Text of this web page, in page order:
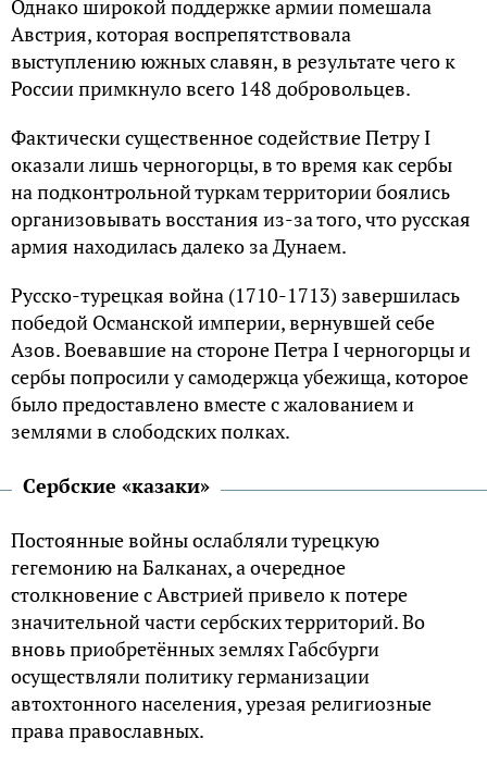
Однако широкой поддержке армии помешала
Австрия, которая воспрепятствовала
выступлению южных славян, в результате чего к
России примкнуло всего 148 добровольцев.
Фактически существенное содействие Петру I
оказали лишь черногорцы, в то время как сербы
на подконтрольной туркам территории боялись
организовывать восстания из-за того, что русская
армия находилась далеко за Дунаем.
Русско-турецкая война (1710-1713) завершилась
победой Османской империи, вернувшей себе
Азов. Воевавшие на стороне Петра I черногорцы и
сербы попросили у самодержца убежища, которое
было предоставлено вместе с жалованием и
землями в слободских полках.
Сербские «казаки»
Постоянные войны ослабляли турецкую
гегемонию на Балканах, а очередное
столкновение с Австрией привело к потере
значительной части сербских территорий. Во
вновь приобретённых землях Габсбурги
осуществляли политику германизации
автохтонного населения, урезая религиозные
права православных.